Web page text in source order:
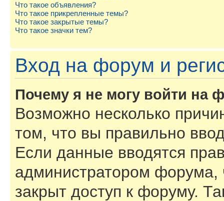
Что такое объявления?
Что такое прикрепленные темы?
Что такое закрытые темы?
Что такое значки тем?
Вход на форум и
Почему я не могу войти на
Возможно несколько
том, что вы правильно
Если данные вводятся
администратором
закрыт доступ к форуму.